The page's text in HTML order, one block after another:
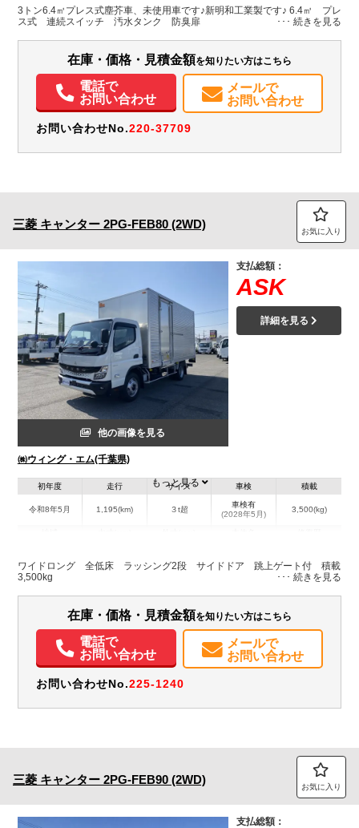
千葉県 -
W:1,890
H:2,360
装備情報
3トン6.4㎥プレス式塵芥車、未使用車です♪新明和工業製です♪ 6.4㎥ プレ
ス式 連続スイッチ 汚水タンク 防臭扉
在庫・価格・見積金額を知りたい方はこちら
電話で
お問い合わせ
メールで
お問い合わせ
お問い合わせNo.220-37709
三菱 キャンター 2PG-FEB80 (2WD) お気に入り
他の画像を見る
㈱ウィング・エム(千葉県)
支払総額：
ASK
詳細を見る
初年度
令和8年5月
走行
1,195(km)
サイズ
３t超
車検
車検有
(2028年5月)
積載
3,500(kg)
千葉県
W:2,070
H:2,220
W:2,220
H:3,220
無
装備情報
電動格納ミラー
ETC
記録簿（一部含む）
取扱説明書（一部含む）
メンテナンスノート（保証書）
もっと見る
ワイドロング 全低床 ラッシング2段 サイドドア 跳上ゲート付 積載
3,500kg
在庫・価格・見積金額を知りたい方はこちら
電話で
お問い合わせ
メールで
お問い合わせ
お問い合わせNo.225-1240
三菱 キャンター 2PG-FEB90 (2WD) お気に入り
支払総額：